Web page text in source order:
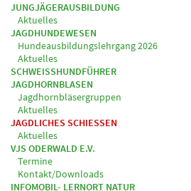
JUNGJÄGERAUSBILDUNG
Aktuelles
JAGDHUNDEWESEN
Hundeausbildungslehrgang 2026
Aktuelles
SCHWEISSHUNDFÜHRER
JAGDHORNBLASEN
Jagdhornbläsergruppen
Aktuelles
JAGDLICHES SCHIESSEN
Aktuelles
VJS ODERWALD E.V.
Termine
Kontakt/Downloads
INFOMOBIL- LERNORT NATUR